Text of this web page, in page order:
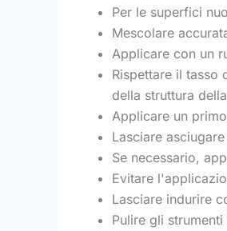
Per le superfici
Mescolare
Applicare con un
Rispettare il tasso
della struttura
Applicare un
Lasciare
Se necessario,
Evitare
Lasciare indurire
Pulire gli